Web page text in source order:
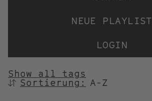
NEUE PLAYLIST
LOGIN
Show all tags
SORTIEREN
Sortierung: